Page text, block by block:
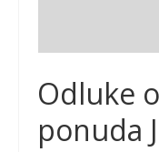
Odluke
ponuda